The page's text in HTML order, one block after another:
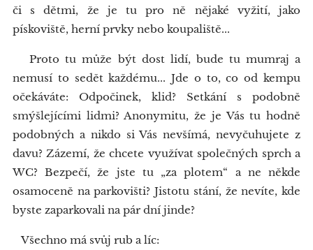
či s dětmi, že je tu pro ně nějaké vyžití, jako
pískoviště, herní prvky nebo koupaliště...
Proto tu může být dost lidí, bude tu mumraj a
nemusí to sedět každému... Jde o to, co od kempu
očekáváte: Odpočinek, klid? Setkání s podobně
smýšlejícími lidmi? Anonymitu, že je Vás tu hodně
podobných a nikdo si Vás nevšímá, nevyčuhujete z
davu? Zázemí, že chcete využívat společných sprch a
WC? Bezpečí, že jste tu „za plotem“ a ne někde
osamoceně na parkovišti? Jistotu stání, že nevíte, kde
byste zaparkovali na pár dní jinde?
Všechno má svůj rub a líc: